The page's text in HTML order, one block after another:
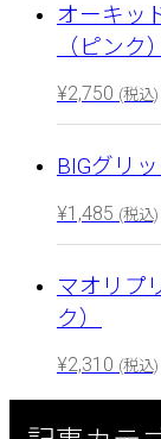
オーキッ
（ピンク）
¥2,750 (税込)
BIGグリ
¥1,485 (税込)
マオリプ
ク）
¥2,310 (税込)